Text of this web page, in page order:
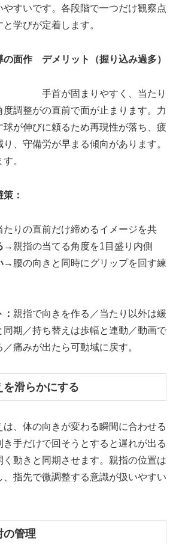
やすいです。各段階で一つだけ観察点
学びが定着します。
の面作
度調整が
球が伸び
り、守備
。
デメリット（握り込み過多）
手首が固まりやすく、当たり
の直前で面が止まります。力
に頼るため再現性が落ち、疲
労が早まる傾向があります。
：
りの直前だけ締めるイメージを共
→親指の当てる角度を1目盛り内側
→腰の向きと同時にグリップを回す練
親指で向きを作る／当たり以外は緩
同期／持ち替えは歩幅と連動／動画で
痛みが出たら可動域に戻す。
滑らかにする
、体の向きが変わる瞬間に合わせる
き手だけで回そうとすると遅れが出る
く動きと同期させます。親指の位置は
、指先で微調整する意識が扱いやすい
の管理